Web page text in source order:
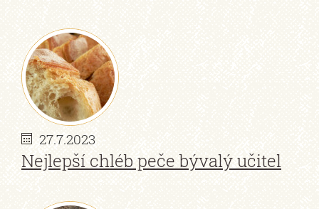
27.7.2023
Nejlepší chléb peče bývalý učitel